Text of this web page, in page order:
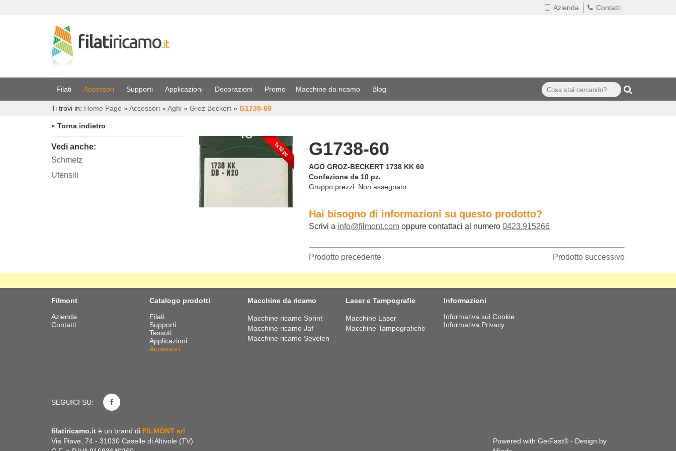
Azienda Contatti
Filati Accessori Supporti Applicazioni Decorazioni Promo Macchine da ricamo Blog
Ti trovi in: Home Page »Accessori »Aghi » Groz Beckert » G1738-60
« Torna indietro
Vedi anche:
Schmetz
Utensili
G1738-60
AGO GROZ-BECKERT 1738 KK 60
Confezione da 10 pz.
Gruppo prezzi: Non assegnato
Hai bisogno di informazioni su questo prodotto?
Scrivi a info@filmont.comoppure contattaci al numero 0423.915266
Prodotto precedente Prodotto successivo
Filmont
Azienda
Contatti
Catalogo prodotti
Filati
Supporti
Tessuti
Applicazioni
Accessori
Macchine da ricamo
Macchine ricamo Sprint
Macchine ricamo Jaf
Macchine ricamo Sevelen
Laser e Tampografie
Macchine Laser
Macchine Tampografiche
Informazioni
Informativa sui Cookie
Informativa Privacy
SEGUICI SU:
filatiricamo.it è un brand di FILMONT srl
Via Piave, 74 - 31030 Caselle di Altivole (TV)
Powered with GetFast® - Design by